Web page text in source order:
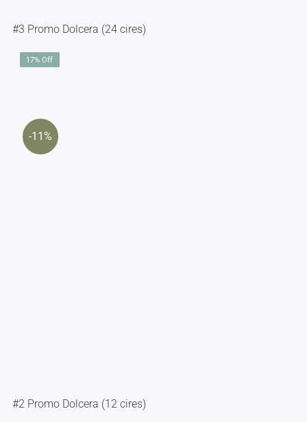
#3 Promo Dolcera (24 cires)
17% Off
-11%
#2 Promo Dolcera (12 cires)